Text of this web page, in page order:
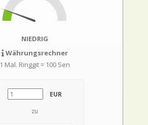
NIEDRIG
Währungsrechner
1 Mal. Ringgit = 100 Sen
EUR
zu